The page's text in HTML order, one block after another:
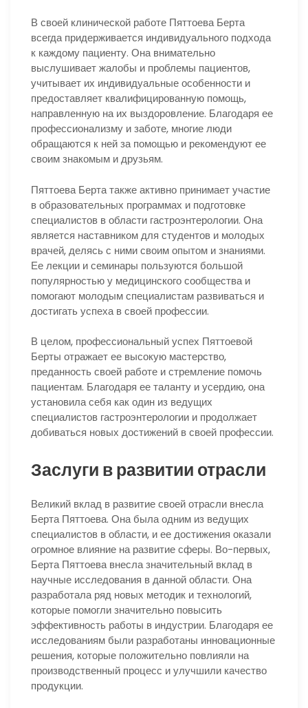
В своей клинической работе Пяттоева Берта
всегда придерживается индивидуального подхода
к каждому пациенту. Она внимательно
выслушивает жалобы и проблемы пациентов,
учитывает их индивидуальные особенности и
предоставляет квалифицированную помощь,
направленную на их выздоровление. Благодаря ее
профессионализму и заботе, многие люди
обращаются к ней за помощью и рекомендуют ее
своим знакомым и друзьям.
Пяттоева Берта также активно принимает участие
в образовательных программах и подготовке
специалистов в области гастроэнтерологии. Она
является наставником для студентов и молодых
врачей, делясь с ними своим опытом и знаниями.
Ее лекции и семинары пользуются большой
популярностью у медицинского сообщества и
помогают молодым специалистам развиваться и
достигать успеха в своей профессии.
В целом, профессиональный успех Пяттоевой
Берты отражает ее высокую мастерство,
преданность своей работе и стремление помочь
пациентам. Благодаря ее таланту и усердию, она
установила себя как один из ведущих
специалистов гастроэнтерологии и продолжает
добиваться новых достижений в своей профессии.
Заслуги в развитии отрасли
Великий вклад в развитие своей отрасли внесла
Берта Пяттоева. Она была одним из ведущих
специалистов в области, и ее достижения оказали
огромное влияние на развитие сферы. Во-первых,
Берта Пяттоева внесла значительный вклад в
научные исследования в данной области. Она
разработала ряд новых методик и технологий,
которые помогли значительно повысить
эффективность работы в индустрии. Благодаря ее
исследованиям были разработаны инновационные
решения, которые положительно повлияли на
производственный процесс и улучшили качество
продукции.